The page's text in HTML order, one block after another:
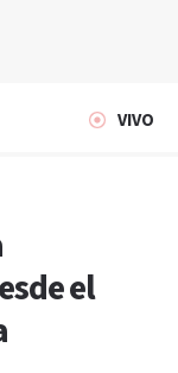
VIVO
el